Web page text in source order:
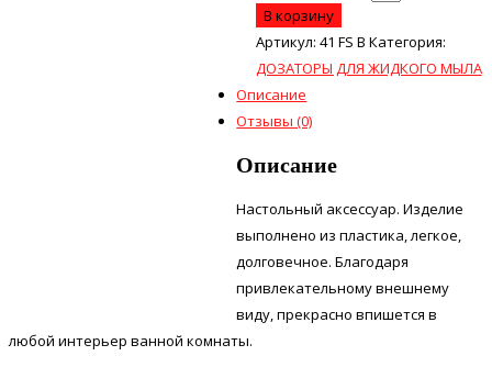
В корзину
Артикул: 41 FS В Категория:
ДОЗАТОРЫ ДЛЯ ЖИДКОГО МЫЛА
Описание
Отзывы (0)
Описание
Настольный аксессуар. Изделие
выполнено из пластика, легкое,
долговечное. Благодаря
привлекательному внешнему
виду, прекрасно впишется в
любой интерьер ванной комнаты.